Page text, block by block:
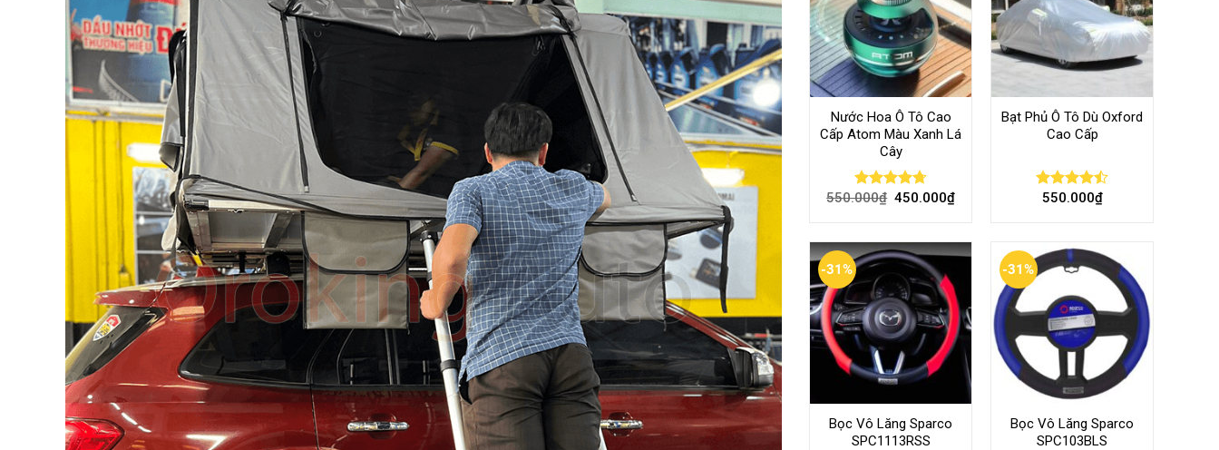
Nước Hoa Ô Tô Cao
Cấp Atom Màu Xanh Lá
Cây
Rated4.70
550.000₫ 450.000₫
Bạt Phủ Ô Tô Dù Oxford
Cao Cấp
Rated
550.000₫
-31%
Bọc Vô Lăng Sparco
SPC1113RSS
-31%
Bọc Vô Lăng Sparco
SPC103BLS